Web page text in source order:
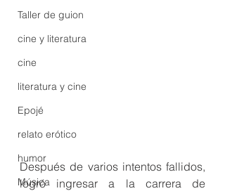
Taller de guion
cine y literatura
cine
literatura y cine
Epojé
relato erótico
humor
Música
Después de varios intentos fallidos,
logró ingresar a la carrera de